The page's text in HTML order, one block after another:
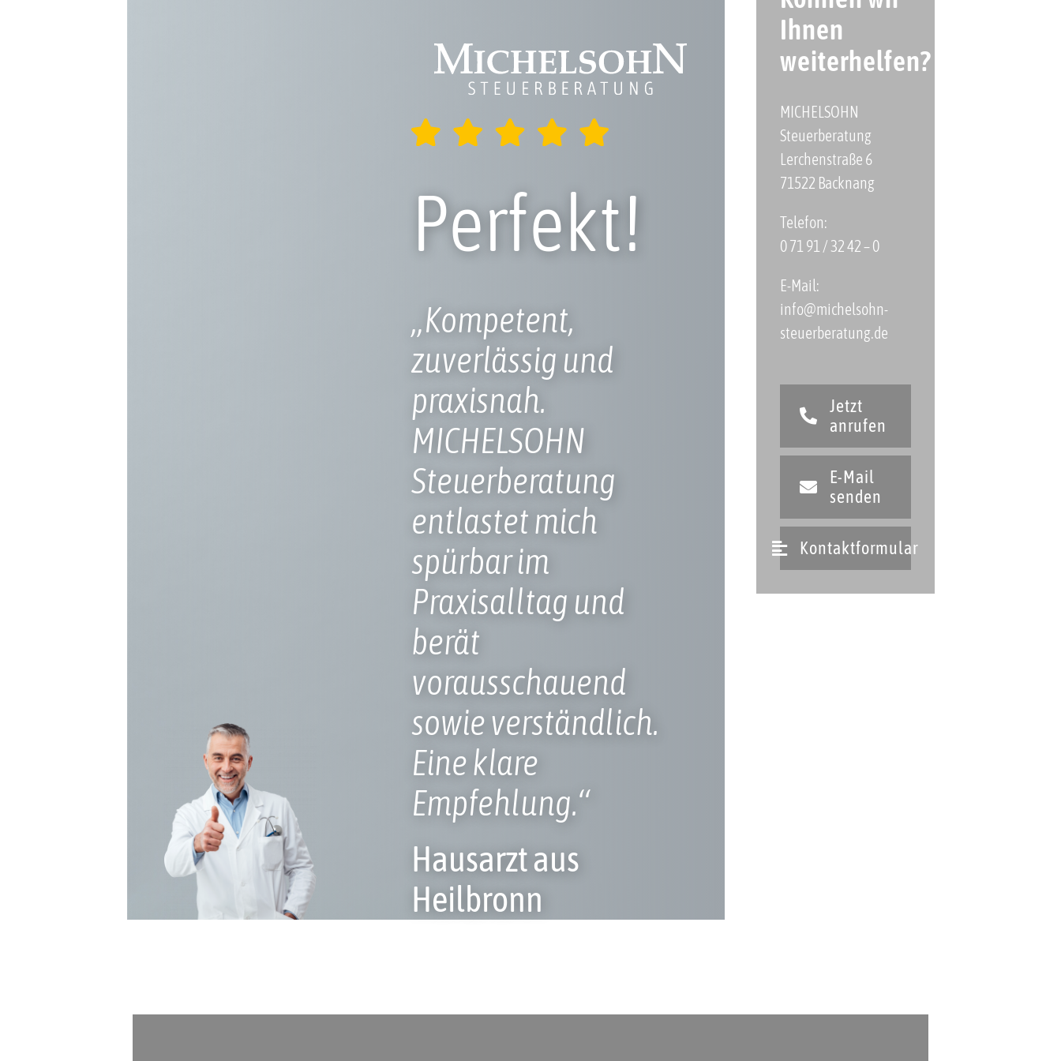
Perfekt!
„Kompetent,
zuverlässig und
praxisnah.
MICHELSOHN
Steuerberatung
entlastet mich
spürbar im
Praxisalltag und
berät
vorausschauend
sowie verständlich.
Eine klare
Empfehlung.“
Hausarzt aus
Heilbronn
Ihnen
weiterhelfen?
MICHELSOHN
Steuerberatung
Lerchenstraße 6
71522 Backnang
Telefon:
0 71 91 / 32 42 – 0
E-Mail:
info@michelsohn-
steuerberatung.de
Jetzt
anrufen
E-Mail
senden
Kontaktformular